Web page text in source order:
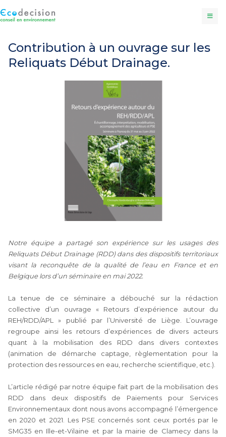
Contribution à un ouvrage sur les
Reliquats Début Drainage.
Notre équipe a partagé son expérience sur les usages des
Reliquats Début Drainage (RDD) dans des dispositifs territoriaux
visant la reconquête de la qualité de l’eau en France et en
Belgique lors d’un séminaire en mai 2022.
La tenue de ce séminaire a débouché sur la rédaction
collective d’un ouvrage « Retours d’expérience autour du
REH/RDD/APL » publié par l’Université de Liège. L’ouvrage
regroupe ainsi les retours d’expériences de divers acteurs
quant à la mobilisation des RDD dans divers contextes
(animation de démarche captage, règlementation pour la
protection des ressources en eau, recherche scientifique, etc.).
L’article rédigé par notre équipe fait part de la mobilisation des
RDD dans deux dispositifs de Paiements pour Services
Environnementaux dont nous avons accompagné l’émergence
en 2020 et 2021. Les PSE concernés sont ceux portés par le
SMG35 en Ille-et-Vilaine et par la mairie de Clamecy dans la